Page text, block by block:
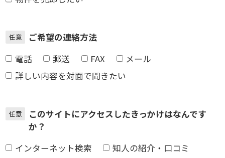
任意
ご希望の連絡方法
電話
郵送 FAX
メール
詳しい内容を対面で聞きたい
任意
このサイトにアクセスしたきっかけはなんです
か？
インターネット検索
知人の紹介・口コミ